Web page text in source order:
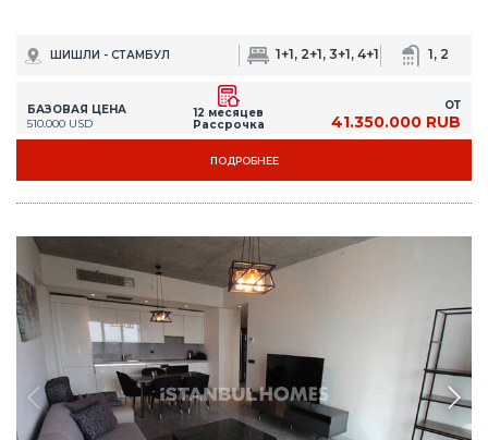
ШИШЛИ - СТАМБУЛ 1+1, 2+1, 3+1, 4+1 1, 2
БАЗОВАЯ ЦЕНА
510.000 USD
12 месяцев
Рассрочка
ОТ
41.350.000 RUB
ПОДРОБНЕЕ